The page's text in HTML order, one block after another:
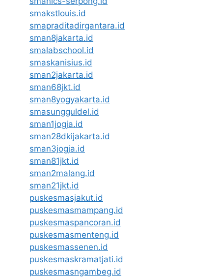
smakstlouis.id
smapraditadirgantara.id
sman8jakarta.id
smalabschool.id
smaskanisius.id
sman2jakarta.id
sman68jkt.id
sman8yogyakarta.id
smasungguldel.id
sman1jogja.id
sman28dkijakarta.id
sman3jogja.id
sman81jkt.id
sman2malang.id
sman21jkt.id
puskesmasjakut.id
puskesmasmampang.id
puskesmaspancoran.id
puskesmasmenteng.id
puskesmassenen.id
puskesmaskramatjati.id
puskesmasngambeg.id